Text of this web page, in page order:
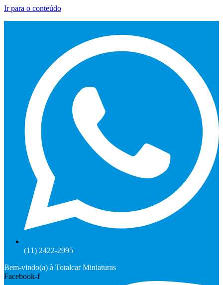
Ir para o conteúdo
(11) 2422-2995
Bem-vindo(a) à Totalcar Miniaturas
Facebook-f